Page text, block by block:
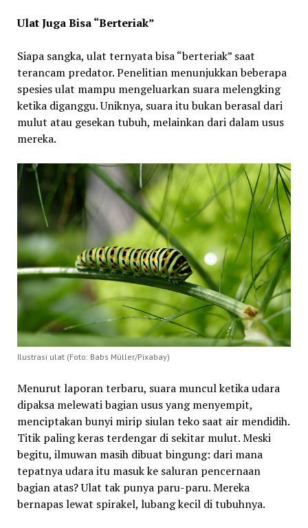
Ulat Juga Bisa “Berteriak”
Siapa sangka, ulat ternyata bisa “berteriak” saat
terancam predator. Penelitian menunjukkan beberapa
spesies ulat mampu mengeluarkan suara melengking
ketika diganggu. Uniknya, suara itu bukan berasal dari
mulut atau gesekan tubuh, melainkan dari dalam usus
mereka.
Ilustrasi ulat (Foto: Babs Müller/Pixabay)
Menurut laporan terbaru, suara muncul ketika udara
dipaksa melewati bagian usus yang menyempit,
menciptakan bunyi mirip siulan teko saat air mendidih.
Titik paling keras terdengar di sekitar mulut. Meski
begitu, ilmuwan masih dibuat bingung: dari mana
tepatnya udara itu masuk ke saluran pencernaan
bagian atas? Ulat tak punya paru-paru. Mereka
bernapas lewat spirakel, lubang kecil di tubuhnya.